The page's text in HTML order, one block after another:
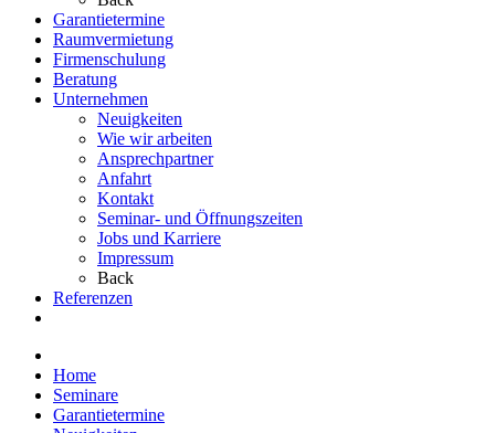
Garantietermine
Raumvermietung
Firmenschulung
Beratung
Unternehmen
Neuigkeiten
Wie wir arbeiten
Ansprechpartner
Anfahrt
Kontakt
Seminar- und Öffnungszeiten
Jobs und Karriere
Impressum
Back
Referenzen
Home
Seminare
Garantietermine